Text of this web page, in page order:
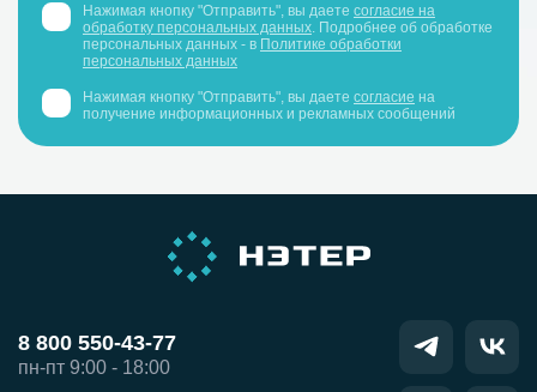
Нажимая кнопку "Отправить", вы даете согласие на
обработку персональных данных . Подробнее об обработке
персональных данных - в Политике обработки
персональных данных
Нажимая кнопку "Отправить", вы даете согласие на
получение информационных и рекламных сообщений
8 800 550-43-77
пн-пт 9:00 - 18:00